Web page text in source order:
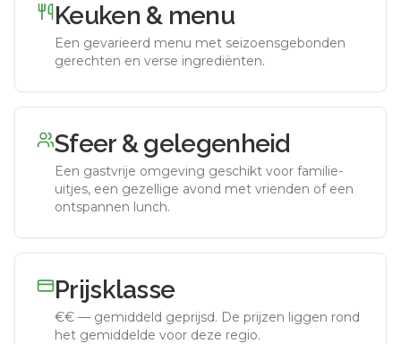
Keuken & menu
Een gevarieerd menu met seizoensgebonden
gerechten en verse ingrediënten.
Sfeer & gelegenheid
Een gastvrije omgeving geschikt voor familie-
uitjes, een gezellige avond met vrienden of een
ontspannen lunch.
Prijsklasse
€€ — gemiddeld geprijsd. De prijzen liggen rond
het gemiddelde voor deze regio.